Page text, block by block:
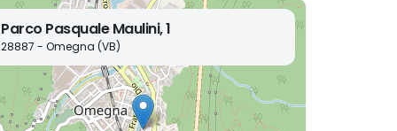
Parco Pasquale Maulini, 1
28887 - Omegna (VB)